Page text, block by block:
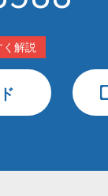
解説